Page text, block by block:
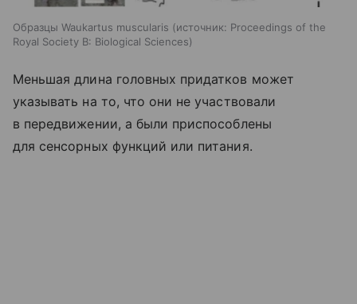
Образцы Waukartus muscularis источник: Proceedings of the
Royal Society B: Biological Sciences
Меньшая длина головных придатков может
указывать на то, что они не участвовали
в передвижении, а были приспособлены
для сенсорных функций или питания.